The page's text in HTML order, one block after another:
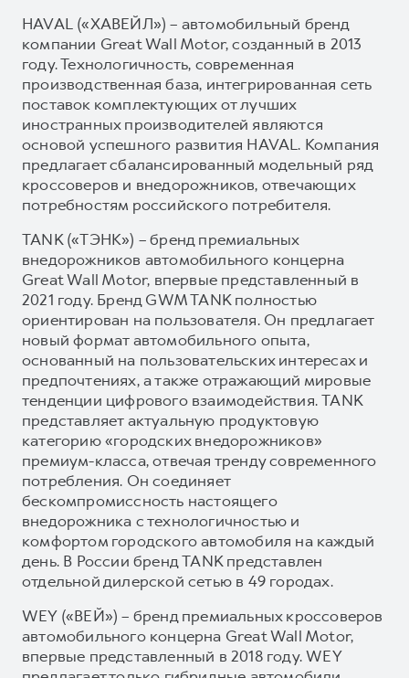
HAVAL («ХАВЕЙЛ») – автомобильный бренд
компании Great Wall Motor, созданный в 2013
году. Технологичность, современная
производственная база, интегрированная сеть
поставок комплектующих от лучших
иностранных производителей являются
основой успешного развития HAVAL. Компания
предлагает сбалансированный модельный ряд
кроссоверов и внедорожников, отвечающих
потребностям российского потребителя.
TANK («ТЭНК») – бренд премиальных
внедорожников автомобильного концерна
Great Wall Motor, впервые представленный в
2021 году. Бренд GWM TANK полностью
ориентирован на пользователя. Он предлагает
новый формат автомобильного опыта,
основанный на пользовательских интересах и
предпочтениях, а также отражающий мировые
тенденции цифрового взаимодействия. TANK
представляет актуальную продуктовую
категорию «городских внедорожников»
премиум-класса, отвечая тренду современного
потребления. Он соединяет
бескомпромиссность настоящего
внедорожника с технологичностью и
комфортом городского автомобиля на каждый
день. В России бренд TANK представлен
отдельной дилерской сетью в 49 городах.
WEY («ВЕЙ») – бренд премиальных кроссоверов
автомобильного концерна Great Wall Motor,
впервые представленный в 2018 году. WEY